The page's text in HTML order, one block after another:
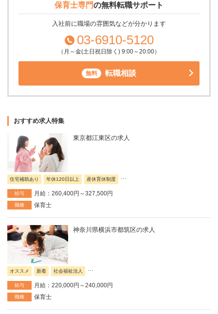
保育士専門の無料転職サポート
入社前に職場の雰囲気などが分かります
03-6910-5120
（月～金(土日祝日除く) 9:00～20:00）
無料 転職相談
おすすめ求人特集
東京都江東区の求人
住宅補助あり 年休120日以上 産休育休制度 ...
給与 月給：260,400円～327,500円
職種 保育士
神奈川県横浜市都筑区の求人
オススメ 新着 社会福祉法人 ...
給与 月給：220,000円～240,000円
職種 保育士